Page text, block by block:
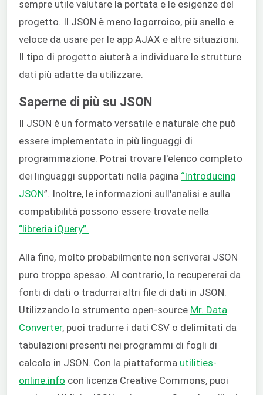
sempre utile valutare la portata e le esigenze del
progetto. Il JSON è meno logorroico, più snello e
veloce da usare per le app AJAX e altre situazioni.
Il tipo di progetto aiuterà a individuare le strutture
dati più adatte da utilizzare.
Saperne di più su JSON
Il JSON è un formato versatile e naturale che può
essere implementato in più linguaggi di
programmazione. Potrai trovare l'elenco completo
dei linguaggi supportati nella pagina “Introducing
JSON”. Inoltre, le informazioni sull'analisi e sulla
compatibilità possono essere trovate nella
“libreria iQuery”.
Alla fine, molto probabilmente non scriverai JSON
puro troppo spesso. Al contrario, lo recupererai da
fonti di dati o tradurrai altri file di dati in JSON.
Utilizzando lo strumento open-source Mr. Data
Converter, puoi tradurre i dati CSV o delimitati da
tabulazioni presenti nei programmi di fogli di
calcolo in JSON. Con la piattaforma utilities-
online.info con licenza Creative Commons, puoi